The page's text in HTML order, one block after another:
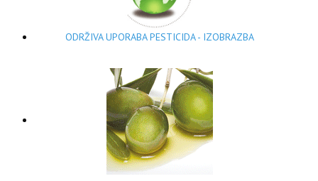
ODRŽIVA UPORABA PESTICIDA - IZOBRAZBA